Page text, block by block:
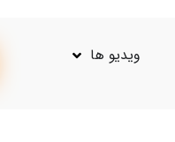
ویدیو ها